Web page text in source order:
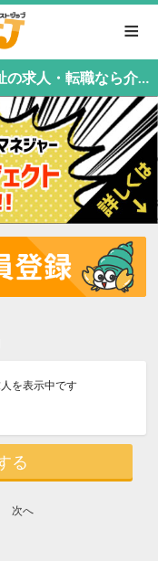
≡
東京メトロ有楽町線沿線の介護・福祉の求人・転職なら介護職応援中！介護職専門の介護ジャストジョブ（16ページ目）
を表示中です
る
次へ